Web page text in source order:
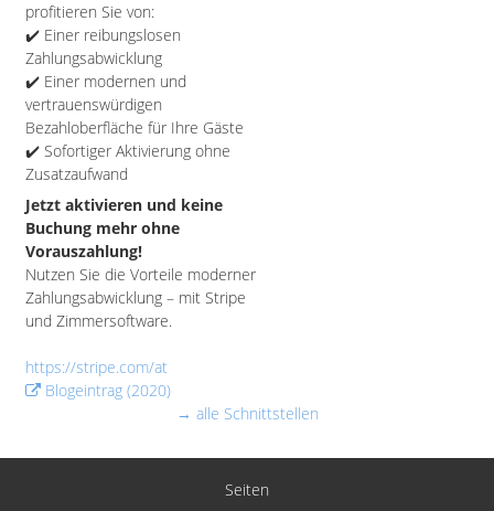
profitieren Sie von:
✔️ Einer reibungslosen
Zahlungsabwicklung
✔️ Einer modernen und
vertrauenswürdigen
Bezahloberfläche für Ihre Gäste
✔️ Sofortiger Aktivierung ohne
Zusatzaufwand
Jetzt aktivieren und keine
Buchung mehr ohne
Vorauszahlung!
Nutzen Sie die Vorteile moderner
Zahlungsabwicklung – mit Stripe
und Zimmersoftware.
https://stripe.com/at
Blogeintrag (2020)
→ alle Schnittstellen
Seiten